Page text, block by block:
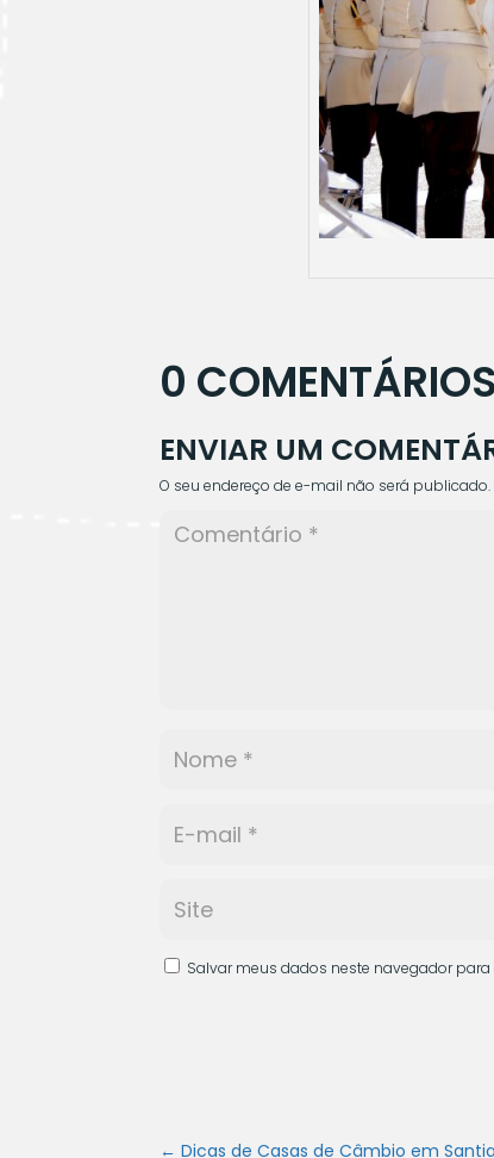
0 COMENTÁRIOS
ENVIAR UM
O seu endereço de e-mail não será publicado.
Salvar meus dados neste navegador
←Dicas de Casas de Câmbio em